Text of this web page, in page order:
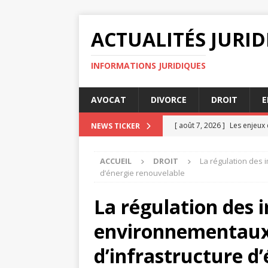
ACTUALITÉS
INFORMATIONS JURIDIQUES
AVOCAT DIVORCE DROIT
NEWS TICKER [ août 7, 2026 ] Les
[ août 4, 2026 ]
[ août 3, 2026 ] Quels
DIVORCE
Mise en
ACCUEIL DROIT
La régulation des
d’énergie renouvelable
La régulation des
d’infrastructure